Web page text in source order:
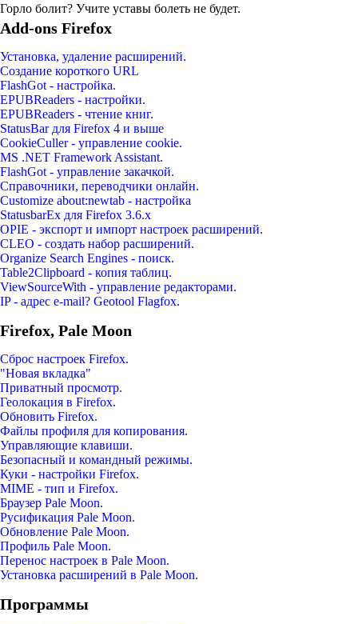
Горло болит? Учите уставы болеть не будет.
Add-ons Firefox
Установка, удаление расширений.
Создание короткого URL
FlashGot - настройка.
EPUBReaders - настройки.
EPUBReaders - чтение книг.
StatusBar для Firefox 4 и выше
CookieCuller - управление cookie.
MS .NET Framework Assistant.
FlashGot - управление закачкой.
Справочники, переводчики онлайн.
Customize about:newtab - настройка
StatusbarEx для Firefox 3.6.x
OPIE - экспорт и импорт настроек расширений.
CLEO - создать набор расширений.
Organize Search Engines - поиск.
Table2Clipboard - копия таблиц.
ViewSourceWith - управление редакторами.
IP - адрес e-mail? Geotool Flagfox.
Firefox, Pale Moon
Сброс настроек Firefox.
"Новая вкладка"
Приватный просмотр.
Геолокация в Firefox.
Обновить Firefox.
Файлы профиля для копирования.
Управляющие клавиши.
Безопасный и командный режимы.
Куки - настройки Firefox.
MIME - тип и Firefox.
Браузер Pale Moon.
Русификация Pale Moon.
Обновление Pale Moon.
Профиль Pale Moon.
Перенос настроек в Pale Moon.
Установка расширений в Pale Moon.
Программы